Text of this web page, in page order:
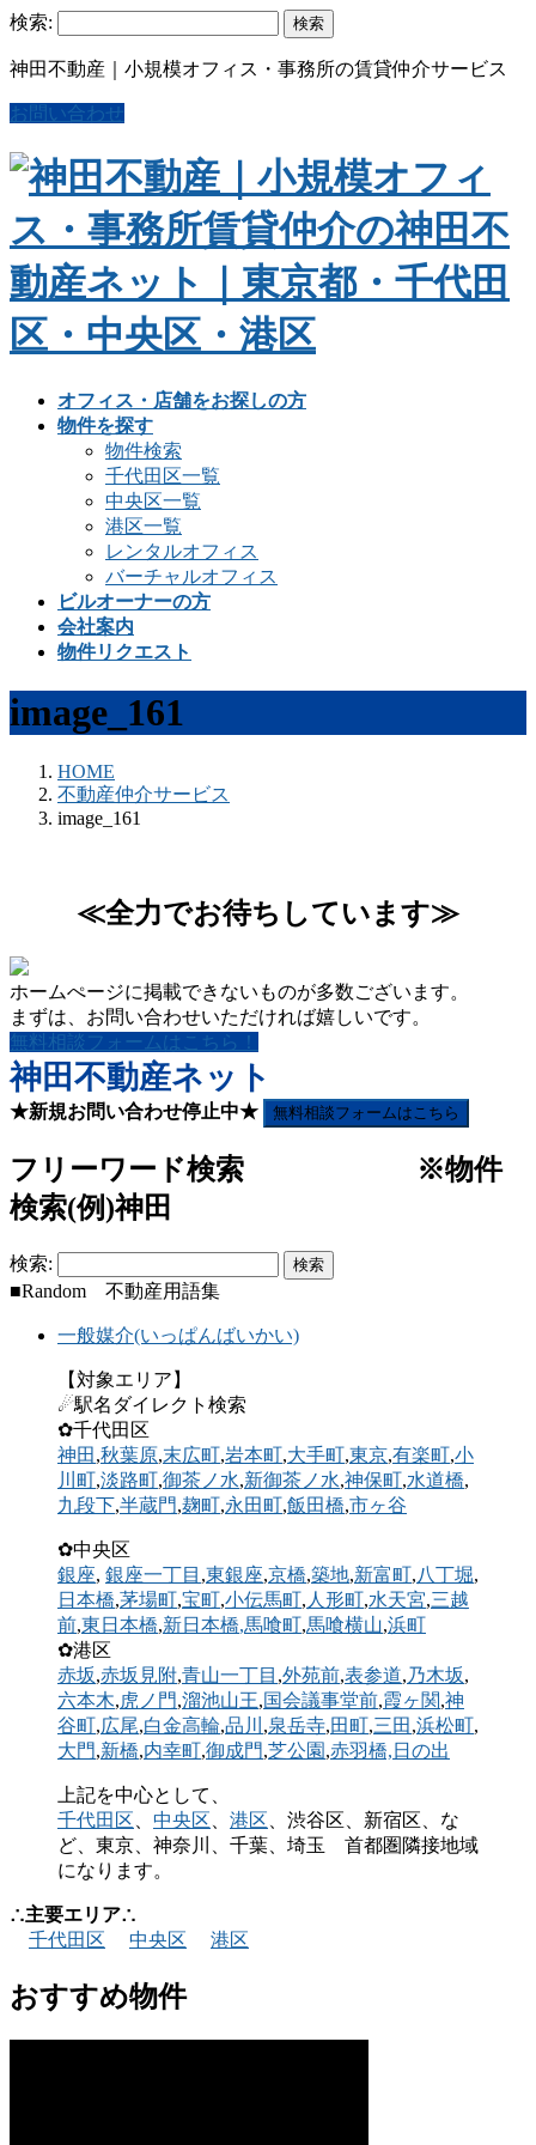
検索:
神田不動産｜小規模オフィス・事務所の賃貸仲介サービス
お問い合わせ
オフィス・店舗をお探しの方
物件を探す
物件検索
千代田区一覧
中央区一覧
港区一覧
レンタルオフィス
バーチャルオフィス
ビルオーナーの方
会社案内
物件リクエスト
image_161
HOME
不動産仲介サービス
image_161
≪全力でお待ちしています≫
ホームぺージに掲載できないものが多数ございます。
まずは、お問い合わせいただければ嬉しいです。
無料相談フォームはこちら！
神田不動産ネット
★新規お問い合わせ停止中★ 無料相談フォームはこちら
フリーワード検索 ※物件
検索(例)神田
検索:
■Random 不動産用語集
一般媒介(いっぱんばいかい)
【対象エリア】
☄駅名ダイレクト検索
✿千代田区
神田 ,秋葉原,末広町,岩本町,大手町,東京,有楽町,小
川町,淡路町,御茶ノ水,新御茶ノ水,神保町,水道橋,
九段下,半蔵門,麹町,永田町,飯田橋,市ヶ谷
✿中央区
銀座, 銀座一丁目 ,東銀座,京橋,築地,新富町,八丁堀,
日本橋,茅場町,宝町,小伝馬町, 人形町,水天宮,三越
前,東日本橋,新日本橋,馬喰町,馬喰横山,浜町
✿港区
赤坂,赤坂見附,青山一丁目 ,外苑前,表参道,乃木坂,
六本木,虎ノ門,溜池山王,国会議事堂前,霞ヶ関,神
谷町,広尾,白金高輪,品川 ,泉岳寺,田町,三田 ,浜松町,
大門,新橋,内幸町,御成門,芝公園 ,赤羽橋, 日の出
上記を中心として、
千代田区
中央区 港区 、渋谷区、新宿区、な
ど、東京、神奈川、千葉、埼玉 首都圏隣接地域
になります。
∴主要エリア∴
千代田区
中央区 港区
おすすめ物件